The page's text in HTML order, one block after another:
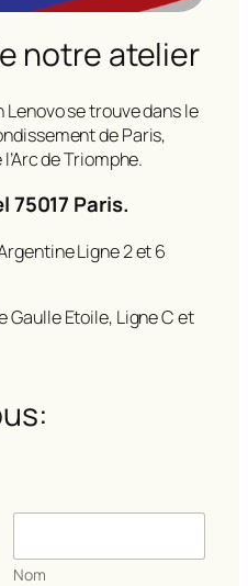
notre atelier
se trouve dans le
de Paris,
de Triomphe.
75017 Paris.
Ligne 2 et 6
Gaulle Etoile, Ligne C et
Nom